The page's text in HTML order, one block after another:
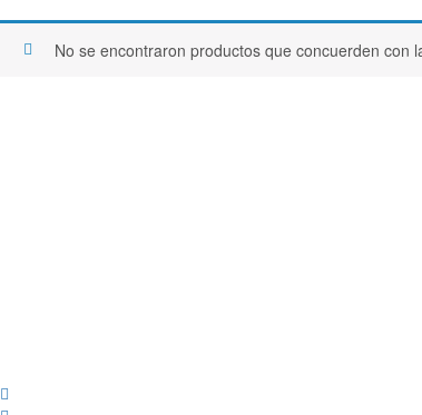
No se encontraron productos que concuerden con